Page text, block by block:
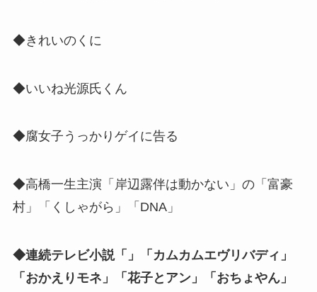
◆きれいのくに
◆いいね光源氏くん
◆腐女子うっかりゲイに告る
◆高橋一生主演「岸辺露伴は動かない」の「富豪
村」「くしゃがら」「DNA」
◆連続テレビ小説「」「カムカムエヴリバディ」
「おかえりモネ」「花子とアン」「おちょやん」